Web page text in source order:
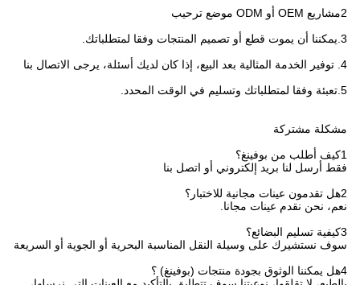
2مشاريع OEM أو ODM موضع ترحيب
3.يمكننا أن يموت قطع أو تصميم المنتجات وفقا لمتطلباتك.
4. توفير الخدمة المثالية بعد البيع، إذا كان لديك أسئلة، يرجى الاتصال بنا
5.تعبئة وفقا لمتطلباتك وتسليم في الوقت المحدد.
مشكلة مشتركة
1كيف أطلب من بوفينغ؟
فقط أرسل لنا بريد إلكتروني أو اتصل بنا
2هل تقدمون عينات مجانية للاختبار؟
نعم، نحن نقدم عينات مجانا.
3كيفية تسليم البضائع؟
سوف نستشيرك على وسيلة النقل المناسبة البحرية أو الجوية أو السريعة
4هل يمكننا الوثوق بجودة منتجات (بوفينغ) ؟